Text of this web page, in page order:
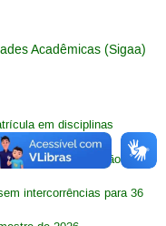
Acadêmicas (Sigaa)
em disciplinas
a 7 de agosto
da pós-graduação no
intercorrências para 36